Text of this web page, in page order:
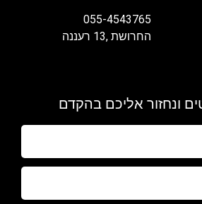
055-4543765
החרושת ,13 רעננה
ונחזור אליכם בהקדם